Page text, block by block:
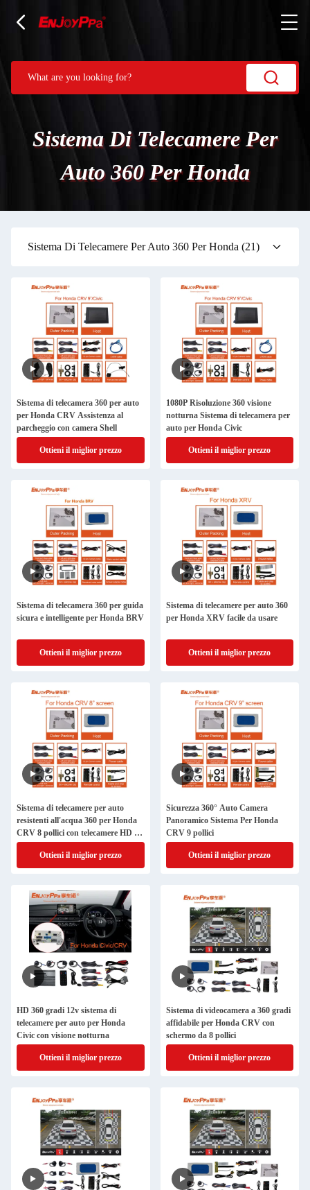
Sistema Di Telecamere Per
Auto 360 Per Honda
Sistema Di Telecamere Per Auto 360 Per Honda (21)
Sistema di telecamera 360 per auto
per Honda CRV Assistenza al
parcheggio con camera Shell
Ottieni il miglior prezzo
1080P Risoluzione 360 visione
notturna Sistema di telecamera per
auto per Honda Civic
Ottieni il miglior prezzo
Sistema di telecamera 360 per guida
sicura e intelligente per Honda BRV
Ottieni il miglior prezzo
Sistema di telecamere per auto 360
per Honda XRV facile da usare
Ottieni il miglior prezzo
Sistema di telecamere per auto
resistenti all'acqua 360 per Honda
CRV 8 pollici con telecamere HD a
vista d'uccello
Ottieni il miglior prezzo
Sicurezza 360° Auto Camera
Panoramico Sistema Per Honda
CRV 9 pollici
Ottieni il miglior prezzo
HD 360 gradi 12v sistema di
telecamere per auto per Honda
Civic con visione notturna
Ottieni il miglior prezzo
Sistema di videocamera a 360 gradi
affidabile per Honda CRV con
schermo da 8 pollici
Ottieni il miglior prezzo